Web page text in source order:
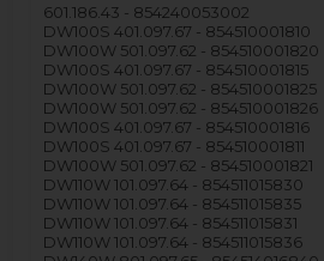
601.186.43 - 854240053002
DW100S 401.097.67 - 854510001810
DW100W 501.097.62 - 854510001820
DW100S 401.097.67 - 854510001815
DW100W 501.097.62 - 854510001825
DW100W 501.097.62 - 854510001826
DW100S 401.097.67 - 854510001816
DW100S 401.097.67 - 854510001811
DW100W 501.097.62 - 854510001821
DW110W 101.097.64 - 854511015830
DW110W 101.097.64 - 854511015835
DW110W 101.097.64 - 854511015831
DW110W 101.097.64 - 854511015836